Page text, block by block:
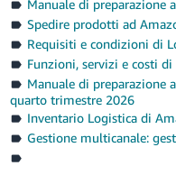
Manuale di preparazione
Spedire prodotti ad
Requisiti e condizioni di
Funzioni, servizi e costi
Manuale di preparazione
quarto trimestre 2026
Inventario Logistica di
Gestione multicanale: